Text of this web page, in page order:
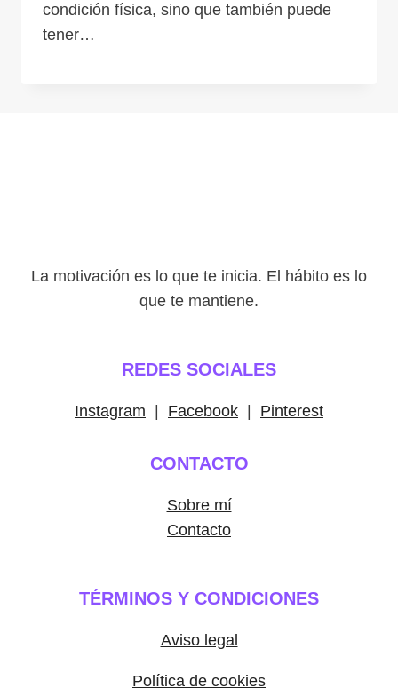
condición física, sino que también puede
tener…
La motivación es lo que te inicia. El hábito es lo
que te mantiene.
REDES SOCIALES
Instagram Facebook Pinterest
CONTACTO
Sobre mí
Contacto
TÉRMINOS Y CONDICIONES
Aviso legal
Política de cookies